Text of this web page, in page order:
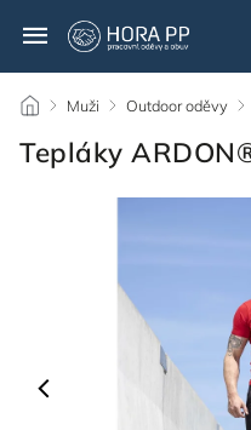
/ Muži / Outdoor oděvy /
Tepláky